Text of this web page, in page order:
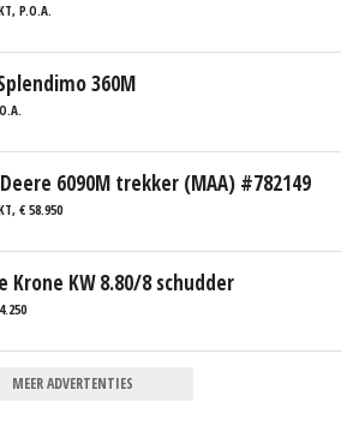
P.O.A.
360M
6090M trekker (MAA) #782149
€ 58.950
Krone KW 8.80/8 schudder
MEER ADVERTENTIES